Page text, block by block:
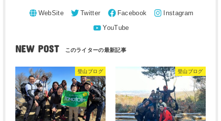
NEW POST
登山ブログ 登山ブログ